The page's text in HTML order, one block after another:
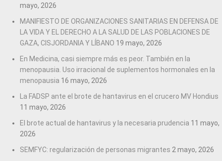
mayo, 2026
MANIFIESTO DE ORGANIZACIONES SANITARIAS EN DEFENSA DE
LA VIDA Y EL DERECHO A LA SALUD DE LAS POBLACIONES DE
GAZA, CISJORDANIA Y LÍBANO 19 mayo, 2026
En Medicina, casi siempre más es peor. También en la
menopausia. Uso irracional de suplementos hormonales en la
menopausia 16 mayo, 2026
La FADSP ante el brote de hantavirus en el crucero MV Hondius
11 mayo, 2026
El brote actual de hantavirus y la necesaria prudencia 11 mayo,
2026
SEMFYC: regularización de personas migrantes 2 mayo, 2026